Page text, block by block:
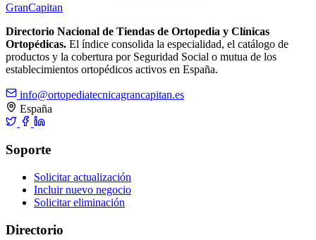
GranCapitan
Directorio Nacional de Tiendas de Ortopedia y Clínicas
Ortopédicas. El índice consolida la especialidad, el catálogo de
productos y la cobertura por Seguridad Social o mutua de los
establecimientos ortopédicos activos en España.
info@ortopediatecnicagrancapitan.es
España
Soporte
Solicitar actualización
Incluir nuevo negocio
Solicitar eliminación
Directorio